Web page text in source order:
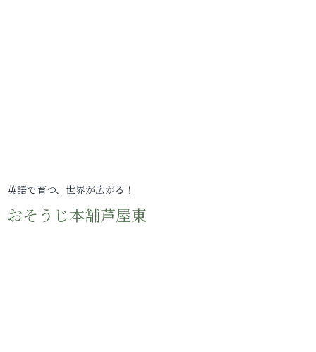
英語で育つ、世界が広がる！
おそうじ本舗芦屋東